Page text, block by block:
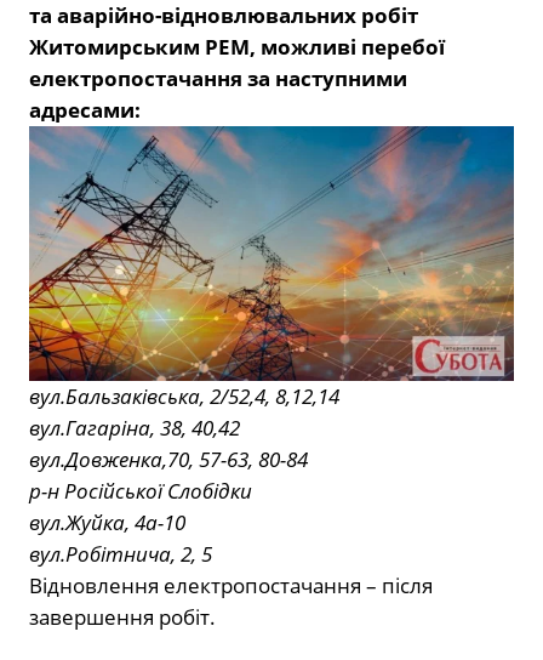
та аварійно-відновлювальних робіт
Житомирським РЕМ, можливі перебої
електропостачання за наступними
адресами:
вул.Бальзаківська, 2/52,4, 8,12,14
вул.Гагаріна, 38, 40,42
вул.Довженка,70, 57-63, 80-84
р-н Російської Слобідки
вул.Жуйка, 4а-10
вул.Робітнича, 2, 5
Відновлення електропостачання – після
завершення робіт.